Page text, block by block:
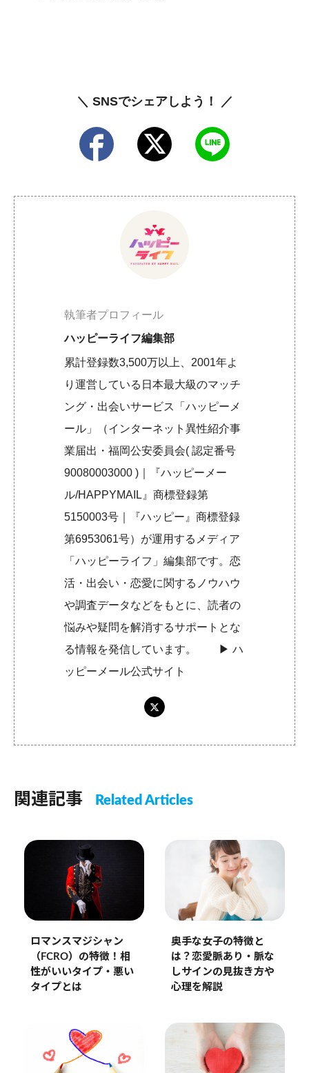
＼ SNSでシェアしよう！ ／
執筆者プロフィール
ハッピーライフ編集部
累計登録数3,500万以上、2001年よ
り運営している日本最大級のマッチ
ング・出会いサービス「ハッピーメ
ール」（インターネット異性紹介事
業届出・福岡公安委員会( 認定番号
90080003000 )｜『ハッピーメー
ル/HAPPYMAIL』商標登録第
5150003号｜『ハッピー』商標登録
第6953061号）が運用するメディア
「ハッピーライフ」編集部です。恋
活・出会い・恋愛に関するノウハウ
や調査データなどをもとに、読者の
悩みや疑問を解消するサポートとな
る情報を発信しています。 ▶︎ハ
ッピーメール公式サイト
関連記事 Related Articles
ロマンスマジシャン
（FCRO）の特徴！相
性がいいタイプ・悪い
タイプとは
奥手な女子の特徴と
は？恋愛脈あり・脈な
しサインの見抜き方や
心理を解説